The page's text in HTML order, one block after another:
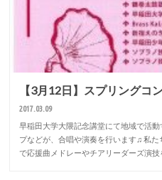
【3月12日】スプリングコ
2017.03.09
早稲田大学大隈記念講堂にて地域で活
プなどが、合唱や演奏を行います♫ 私
で応援曲メドレーやチアリーダーズ演技